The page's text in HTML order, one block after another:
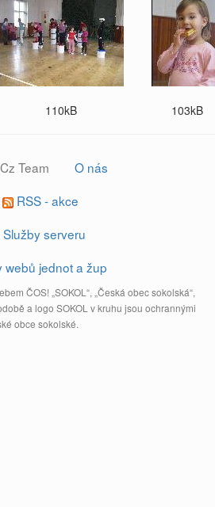
110kB 103kB
Team
O nás
RSS - akce
Služby serveru
webů jednot a žup
ČOS! „SOKOL“, „Česká obec sokolská“,
a logo SOKOL v kruhu jsou ochrannými
obce sokolské.